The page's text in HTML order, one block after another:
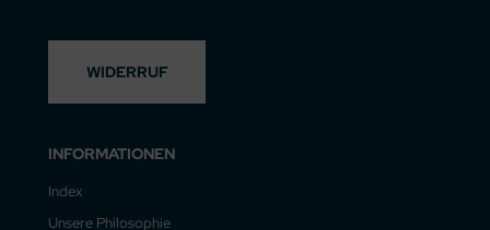
WIDERRUF
INFORMATIONEN
Index
Unsere Philosophie